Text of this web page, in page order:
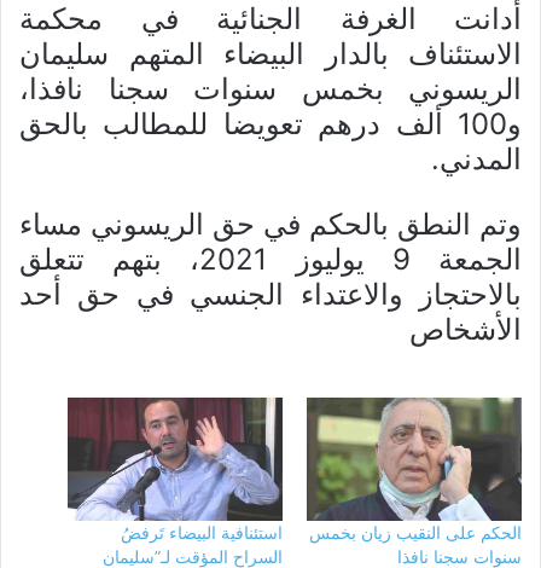
أدانت الغرفة الجنائية في محكمة
الاستئناف بالدار البيضاء المتهم سليمان
الريسوني بخمس سنوات سجنا نافذا،
و100 ألف درهم تعويضا للمطالب بالحق
المدني.
وتم النطق بالحكم في حق الريسوني مساء
الجمعة 9 يوليوز 2021، بتهم تتعلق
بالاحتجاز والاعتداء الجنسي في حق أحد
الأشخاص
الحكم على النقيب زيان بخمس
سنوات سجنا نافذا
استئنافية البيضاء تَرفضُ
السراح المؤقت لـ”سليمان